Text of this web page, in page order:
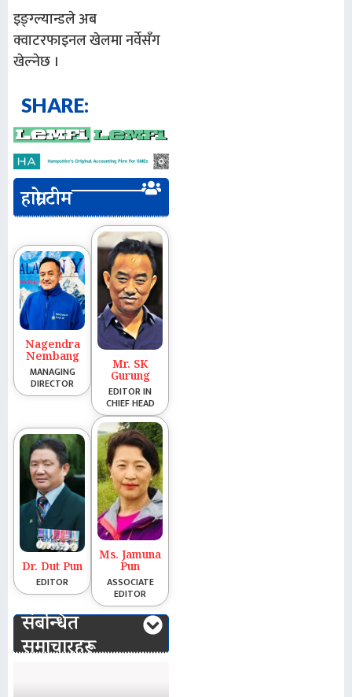
इङ्ग्ल्यान्डले अब
क्वाटरफाइनल खेलमा नर्वेसँग
खेल्नेछ ।
SHARE:
हाम्रो टीम
Nagendra
Nembang
MANAGING
DIRECTOR
Mr. SK
Gurung
EDITOR IN
CHIEF HEAD
Dr. Dut Pun
EDITOR
Ms. Jamuna
Pun
ASSOCIATE
EDITOR
संबन्धित
समाचारहरू